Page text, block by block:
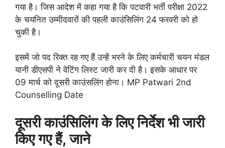
गया है। जिस आदेश में कहा गया है कि पटवारी भर्ती परीक्षा 2022
के चयनित उम्मीदवारों की पहली काउंसिलिंग 24 फरवरी को हो
चुकी है।
इसमें जो पद रिक्त रह गए हैं उन्हें भरने के लिए कर्मचारी चयन मंडल
यानी डीएसपी ने वेटिंग लिस्ट जारी कर दी है। इसके आधार पर
09 मार्च को दूसरी काउंसलिंग होना। MP Patwari 2nd
Counselling Date
दूसरी काउंसिलिंग के लिए निर्देश भी जारी
किए गए हैं, जाने